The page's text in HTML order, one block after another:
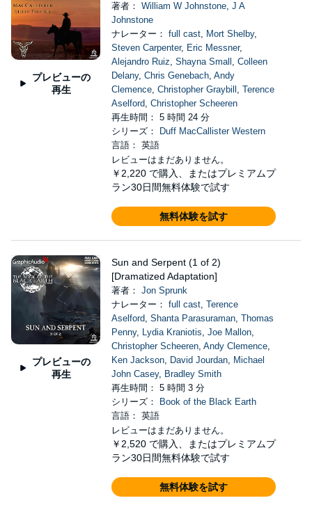
プレビューの
再生
著者： William W Johnstone, J A
Johnstone
ナレーター： full cast, Mort Shelby,
Steven Carpenter, Eric Messner,
Alejandro Ruiz, Shayna Small , Colleen
Delany, Chris Genebach, Andy
Clemence, Christopher Graybill , Terence
Aselford, Christopher Scheeren
再生時間： 5 時間 24 分
シリーズ：
Duff MacCallister Western
言語： 英語
レビューはまだありません。
￥2,220 で購入、またはプレミアムプ
ラン30日間無料体験で試す
無料体験を試す
プレビューの
再生
Sun and Serpent (1 of 2)
[Dramatized Adaptation]
著者： Jon Sprunk
ナレーター： full cast, Terence
Aselford, Shanta Parasuraman, Thomas
Penny, Lydia Kraniotis, Joe Mallon,
Christopher Scheeren, Andy Clemence,
Ken Jackson, David Jourdan, Michael
John Casey, Bradley Smith
再生時間： 5 時間 3 分
シリーズ：
Book of the Black Earth
言語： 英語
レビューはまだありません。
￥2,520 で購入、またはプレミアムプ
ラン30日間無料体験で試す
無料体験を試す